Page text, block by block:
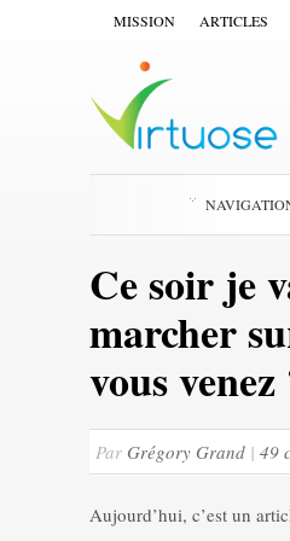
MISSION ARTICLES
Ce soir je
marcher
vous venez
Par Grégory Grand | 49
Aujourd’hui, c’est un